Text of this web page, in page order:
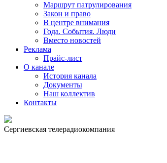
Маршрут патрулирования
Закон и право
В центре внимания
Года. События. Люди
Вместо новостей
Реклама
Прайс-лист
О канале
История канала
Документы
Наш коллектив
Контакты
Сергиевская телерадиокомпания